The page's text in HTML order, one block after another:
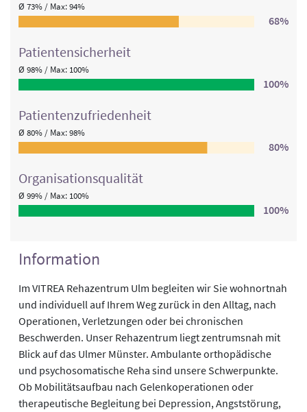
Ø 73% / Max: 94%
68%
Patienten­sicherheit
Ø 98% / Max: 100%
100%
Patienten­zufriedenheit
Ø 80% / Max: 98%
80%
Organisations­qualität
Ø 99% / Max: 100%
100%
Information
Im VITREA Rehazentrum Ulm begleiten wir Sie wohnortnah
und individuell auf Ihrem Weg zurück in den Alltag, nach
Operationen, Verletzungen oder bei chronischen
Beschwerden. Unser Rehazentrum liegt zentrumsnah mit
Blick auf das Ulmer Münster. Ambulante orthopädische
und psychosomatische Reha sind unsere Schwerpunkte.
Ob Mobilitätsaufbau nach Gelenkoperationen oder
therapeutische Begleitung bei Depression, Angststörung,